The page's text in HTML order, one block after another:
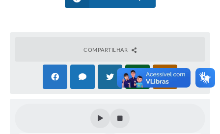
COMPARTILHAR